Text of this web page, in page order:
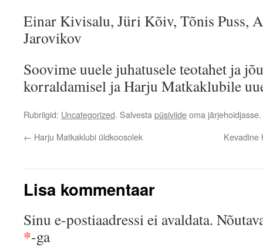
Einar Kivisalu, Jüri Kõiv, Tõnis Puss,
Jarovikov
Soovime uuele juhatusele teotahet ja
korraldamisel ja Harju Matkaklubile
Rubriigid: Uncategorized. Salvesta püsiviideoma järjehoidjasse.
← Harju Matkaklubi üldkoosolek Kevadine
Lisa kommentaar
Sinu e-postiaadressi ei avaldata.
*-ga